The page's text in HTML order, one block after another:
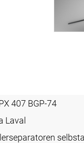
407 BGP-74
Laval